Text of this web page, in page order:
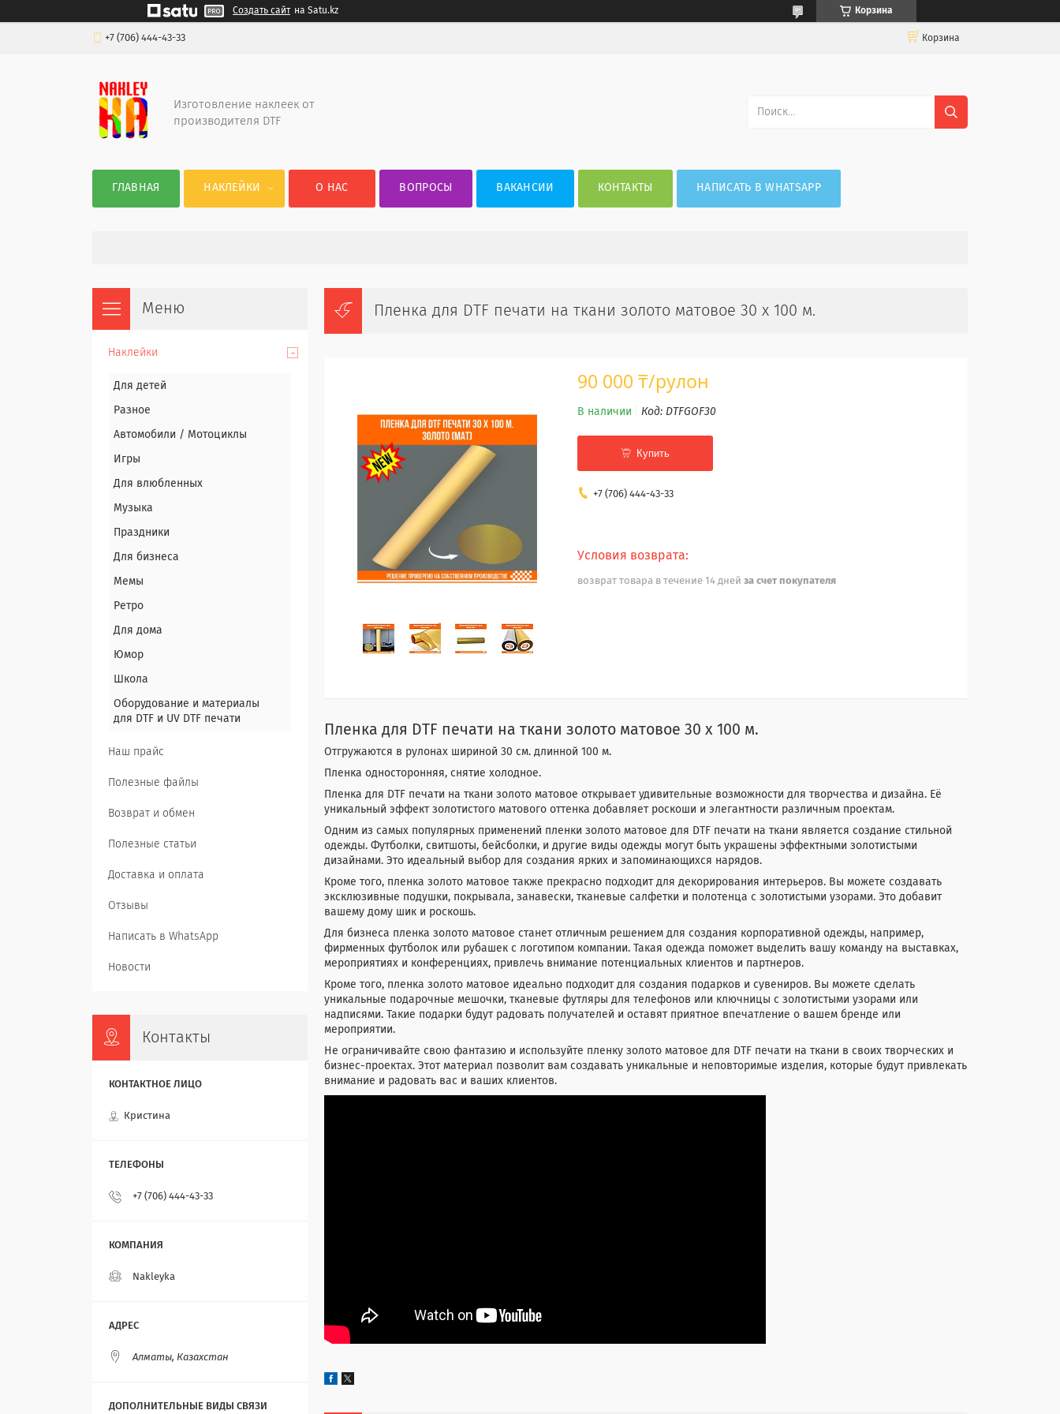
Создать сайт на Satu.kz Корзина
+7 (706) 444-43-33 Корзина
Изготовление наклеек от
производителя DTF
ГЛАВНАЯ НАКЛЕЙКИ О НАС ВОПРОСЫ ВАКАНСИИ КОНТАКТЫ НАПИСАТЬ В WHATSAPP
Пленка для DTF печати на ткани золото матовое 30 х 100 м.
90 000 ₸/рулон
В наличии Код: DTFGOF30
Купить
+7 (706) 444-43-33
возврат товара в течение 14 дней за счет покупателя
Пленка для DTF печати на ткани золото матовое 30 х 100 м.
Отгружаются в рулонах шириной 30 см. длинной 100 м.
Пленка односторонняя, снятие холодное.
Пленка для DTF печати на ткани золото матовое открывает удивительные возможности для творчества и дизайна. Её
уникальный эффект золотистого матового оттенка добавляет роскоши и элегантности различным проектам.
Одним из самых популярных применений пленки золото матовое для DTF печати на ткани является создание стильной
одежды. Футболки, свитшоты, бейсболки, и другие виды одежды могут быть украшены эффектными золотистыми
дизайнами. Это идеальный выбор для создания ярких и запоминающихся нарядов.
Кроме того, пленка золото матовое также прекрасно подходит для декорирования интерьеров. Вы можете создавать
эксклюзивные подушки, покрывала, занавески, тканевые салфетки и полотенца с золотистыми узорами. Это добавит
вашему дому шик и роскошь.
Для бизнеса пленка золото матовое станет отличным решением для создания корпоративной одежды, например,
фирменных футболок или рубашек с логотипом компании. Такая одежда поможет выделить вашу команду на выставках,
мероприятиях и конференциях, привлечь внимание потенциальных клиентов и партнеров.
Кроме того, пленка золото матовое идеально подходит для создания подарков и сувениров. Вы можете сделать
уникальные подарочные мешочки, тканевые футляры для телефонов или ключницы с золотистыми узорами или
надписями. Такие подарки будут радовать получателей и оставят приятное впечатление о вашем бренде или
мероприятии.
Не ограничивайте свою фантазию и используйте пленку золото матовое для DTF печати на ткани в своих творческих и
бизнес-проектах. Этот материал позволит вам создавать уникальные и неповторимые изделия, которые будут привлекать
внимание и радовать вас и ваших клиентов.
Наклейки
Для детей
Разное
Автомобили / Мотоциклы
Игры
Для влюбленных
Музыка
Праздники
Для бизнеса
Мемы
Ретро
Для дома
Юмор
Школа
Оборудование и материалы
для DTF и UV DTF печати
Наш прайс
Полезные файлы
Возврат и обмен
Полезные статьи
Доставка и оплата
Отзывы
Написать в WhatsApp
Новости
Контакты
Кристина
+7 (706) 444-43-33
Nakleyka
Алматы, Казахстан